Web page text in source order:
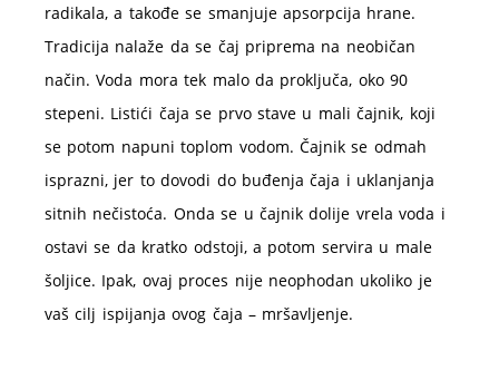
radikala, a takođe se smanjuje apsorpcija hrane.
Tradicija nalaže da se čaj priprema na neobičan
način. Voda mora tek malo da proključa, oko 90
stepeni. Listići čaja se prvo stave u mali čajnik, koji
se potom napuni toplom vodom. Čajnik se odmah
isprazni, jer to dovodi do buđenja čaja i uklanjanja
sitnih nečistoća. Onda se u čajnik dolije vrela voda i
ostavi se da kratko odstoji, a potom servira u male
šoljice. Ipak, ovaj proces nije neophodan ukoliko je
vaš cilj ispijanja ovog čaja – mršavljenje.